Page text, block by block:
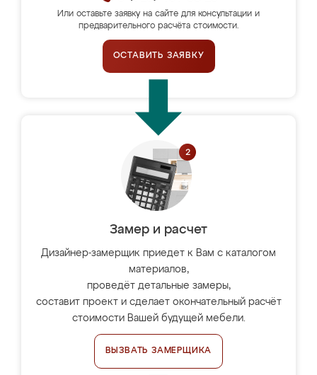
Или оставьте заявку на сайте для консультации и
предварительного расчёта стоимости.
ОСТАВИТЬ ЗАЯВКУ
Замер и расчет
Дизайнер-замерщик приедет к Вам с каталогом
материалов,
проведёт детальные замеры,
составит проект и сделает окончательный расчёт
стоимости Вашей будущей мебели.
ВЫЗВАТЬ ЗАМЕРЩИКА